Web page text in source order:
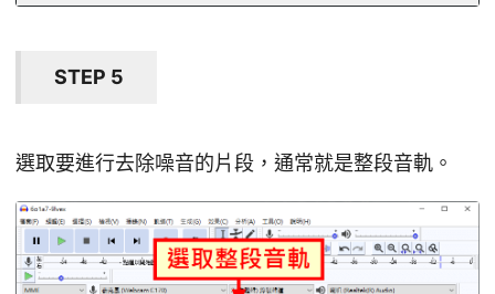
STEP 5
選取要進行去除噪音的片段，通常就是整段音軌。